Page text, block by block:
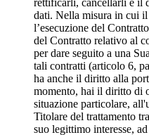
rettificarli, cancellarli e il
dati. Nella misura in cui il
l’esecuzione del
del Contratto relativo al
per dare seguito a una
tali contratti (articolo 6,
ha anche il diritto alla
momento, hai il diritto di
situazione particolare,
Titolare del trattamento
suo legittimo interesse,